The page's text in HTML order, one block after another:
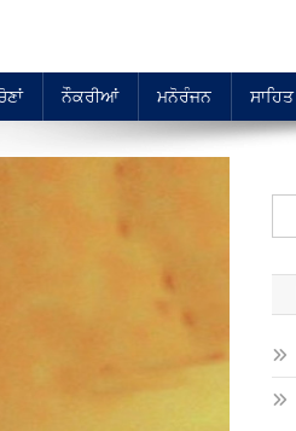
ਨੌਕਰੀਆਂ ਮਨੋਰੰਜਨ ਸਾਹਿਤ